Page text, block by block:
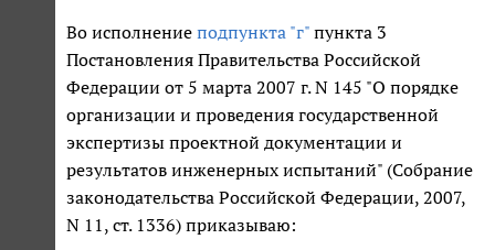
Во исполнение подпункта "г" пункта 3
Постановления Правительства Российской
Федерации от 5 марта 2007 г. N 145 "О порядке
организации и проведения государственной
экспертизы проектной документации и
результатов инженерных испытаний" (Собрание
законодательства Российской Федерации, 2007,
N 11, ст. 1336) приказываю: